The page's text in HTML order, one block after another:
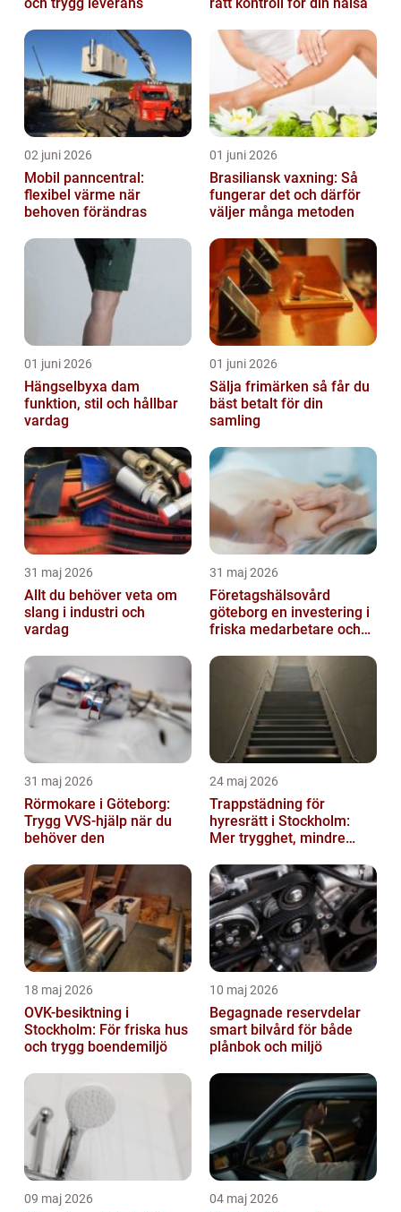
02 juni 2026
Mobil panncentral:
flexibel värme när
behoven förändras
01 juni 2026
Brasiliansk vaxning: Så
fungerar det och därför
väljer många metoden
01 juni 2026
Hängselbyxa dam
funktion, stil och hållbar
vardag
01 juni 2026
Sälja frimärken så får du
bäst betalt för din
samling
31 maj 2026
Allt du behöver veta om
slang i industri och
vardag
31 maj 2026
Företagshälsovård
göteborg en investering i
friska medarbetare och
31 maj 2026
Rörmokare i Göteborg:
Trygg VVS-hjälp när du
behöver den
24 maj 2026
Trappstädning för
hyresrätt i Stockholm:
Mer trygghet, mindre
18 maj 2026
OVK-besiktning i
Stockholm: För friska hus
och trygg boendemiljö
10 maj 2026
Begagnade reservdelar
smart bilvård för både
plånbok och miljö
09 maj 2026 04 maj 2026